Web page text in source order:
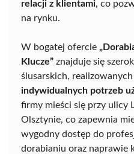
relacji z klientami, co
na rynku.
W bogatej ofercie
Klucze” znajduje się
ślusarskich,
indywidualnych potrzeb
firmy mieści się przy ulicy
Olsztynie, co zapewnia
wygodny dostęp do
dorabianiu oraz naprawie